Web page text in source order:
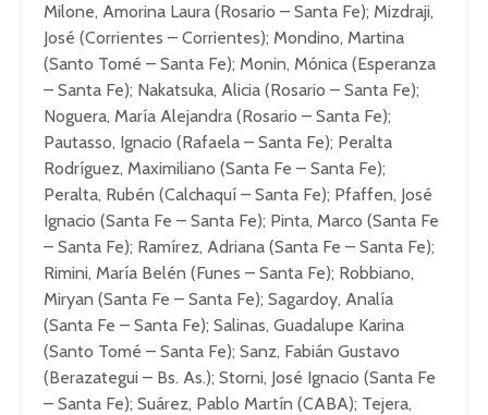
Milone, Amorina Laura (Rosario – Santa Fe); Mizdraji,
José (Corrientes – Corrientes); Mondino, Martina
(Santo Tomé – Santa Fe); Monin, Mónica (Esperanza
– Santa Fe); Nakatsuka, Alicia (Rosario – Santa Fe);
Noguera, María Alejandra (Rosario – Santa Fe);
Pautasso, Ignacio (Rafaela – Santa Fe); Peralta
Rodríguez, Maximiliano (Santa Fe – Santa Fe);
Peralta, Rubén (Calchaquí – Santa Fe); Pfaffen, José
Ignacio (Santa Fe – Santa Fe); Pinta, Marco (Santa Fe
– Santa Fe); Ramírez, Adriana (Santa Fe – Santa Fe);
Rimini, María Belén (Funes – Santa Fe); Robbiano,
Miryan (Santa Fe – Santa Fe); Sagardoy, Analía
(Santa Fe – Santa Fe); Salinas, Guadalupe Karina
(Santo Tomé – Santa Fe); Sanz, Fabián Gustavo
(Berazategui – Bs. As.); Storni, José Ignacio (Santa Fe
– Santa Fe); Suárez, Pablo Martín (CABA); Tejera,